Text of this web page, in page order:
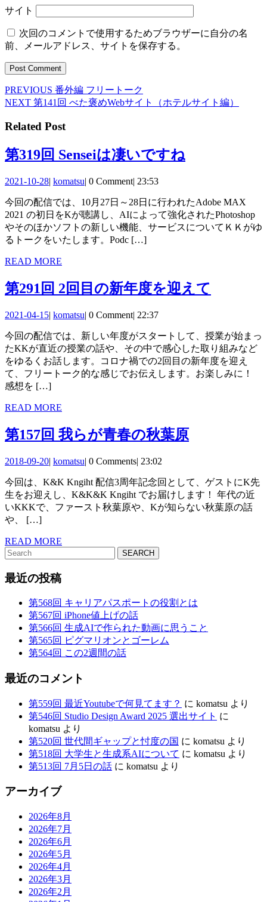
サイト
次回のコメントで使用するためブラウザーに自分の名
前、メールアドレス、サイトを保存する。
投
稿
ナ
ビ
ー
シ
ョ
ン
PREVIOUS Previous
post:
番外編 フリートーク
NEXT Next
第141回 べた褒めWebサイト（ホテルサイト編）
Related Post
第319回 Senseiは凄いですね第
Sensei
は
で
2021-10-282021-
28
| komatsukomatsu
| 0 Comment| 23:53
今回の配信では、10月27日～28日に行われたAdobe MAX
2021 の初日をKが聴講し、AIによって強化されたPhotoshop
やそのほかソフトの新しい機能、サービスについてＫＫがゆ
るトークをいたします。Podc […]
READ MORE
第291回 2回目の新年度を迎えて
2
回
目
迎
え
2021-04-152021-
15
| komatsukomatsu
| 0 Comment| 22:37
今回の配信では、新しい年度がスタートして、授業が始まっ
たKKが直近の授業の話や、その中で感心した取り組みなど
をゆるくお話します。コロナ禍での2回目の新年度を迎え
て、フリートーク的な感じでお伝えします。お楽しみに！
感想を […]
READ MORE
第157回 我らが青春の秋葉原第
我
ら
秋
葉
2018-09-202018-
20
| komatsukomatsu
| 0 Comments| 23:02
今回は、K&K Kngiht 配信3周年記念回として、ゲストにK先
生をお迎えし、K&K&K Kngiht でお届けします！ 年代の近
いKKKで、ファースト秋葉原や、Kが知らない秋葉原の話
や、 […]
READ MORE
Search
for:
最近の投稿
第568回 キャリアパスポートの役割とは
第567回 iPhone値上げの話
第566回 生成AIで作られた動画に思うこと
第565回 ピグマリオンとゴーレム
第564回 この2週間の話
最近のコメント
第559回 最近Youtubeで何見てます？ に komatsu より
第546回 Studio Design Award 2025 選出サイト に
komatsu より
第520回 世代間ギャップと忖度の国 に komatsu より
第518回 大学生と生成系AIについて に komatsu より
第513回 7月5日の話 に komatsu より
アーカイブ
2026年8月
2026年7月
2026年6月
2026年5月
2026年4月
2026年3月
2026年2月